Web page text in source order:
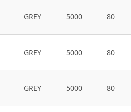
GREY 5000 80
GREY 5000 80
GREY 5000 80